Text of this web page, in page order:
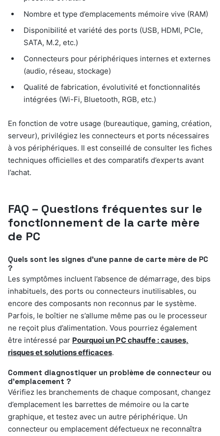
Nombre et type d’emplacements mémoire vive (RAM)
Disponibilité et variété des ports (USB, HDMI, PCIe,
SATA, M.2, etc.)
Connecteurs pour périphériques internes et externes
(audio, réseau, stockage)
Qualité de fabrication, évolutivité et fonctionnalités
intégrées (Wi-Fi, Bluetooth, RGB, etc.)
En fonction de votre usage (bureautique, gaming, création,
serveur), privilégiez les connecteurs et ports nécessaires
à vos périphériques. Il est conseillé de consulter les fiches
techniques officielles et des comparatifs d’experts avant
l’achat.
FAQ – Questions fréquentes sur le
fonctionnement de la carte mère
de PC
Quels sont les signes d’une panne de carte mère de PC
?
Les symptômes incluent l’absence de démarrage, des bips
inhabituels, des ports ou connecteurs inutilisables, ou
encore des composants non reconnus par le système.
Parfois, le boîtier ne s’allume même pas ou le processeur
ne reçoit plus d’alimentation. Vous pourriez également
être intéressé par Pourquoi un PC chauffe : causes,
risques et solutions efficaces.
Comment diagnostiquer un problème de connecteur ou
d’emplacement ?
Vérifiez les branchements de chaque composant, changez
d’emplacement les barrettes de mémoire ou la carte
graphique, et testez avec un autre périphérique. Un
connecteur ou emplacement défectueux ne reconnaîtra